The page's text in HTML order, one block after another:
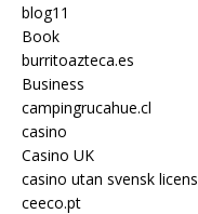
blog11
Book
burritoazteca.es
Business
campingrucahue.cl
casino
Casino UK
casino utan svensk licens
ceeco.pt